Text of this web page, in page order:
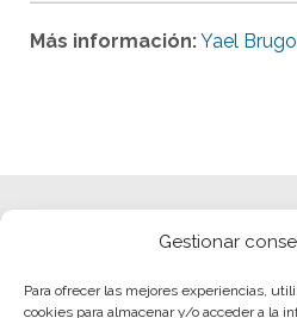
Gestionar
Para ofrecer las mejores experiencias,
cookies para almacenar y/o acceder a la
Más información:Yael